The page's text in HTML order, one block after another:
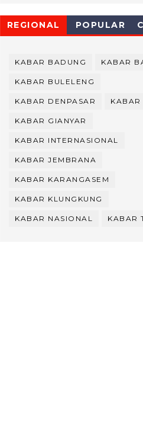
REGIONAL POPULAR
KABAR BADUNG KABAR
KABAR BULELENG
KABAR DENPASAR
KABAR GIANYAR
KABAR INTERNASIONAL
KABAR JEMBRANA
KABAR KARANGASEM
KABAR KLUNGKUNG
KABAR NASIONAL KABAR